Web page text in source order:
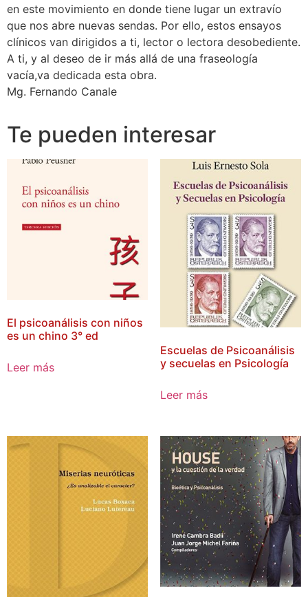
en este movimiento en donde tiene lugar un extravío
que nos abre nuevas sendas. Por ello, estos ensayos
clínicos van dirigidos a ti, lector o lectora desobediente.
A ti, y al deseo de ir más allá de una fraseología
vacía,va dedicada esta obra.
Mg. Fernando Canale
Te pueden interesar
El psicoanálisis con niños
es un chino 3° ed
Leer más
Escuelas de Psicoanálisis
y secuelas en Psicología
Leer más